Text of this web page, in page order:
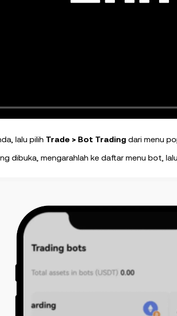
lalu pilih Trade > Bot Trading dari menu
dibuka, mengarahlah ke daftar menu bot,